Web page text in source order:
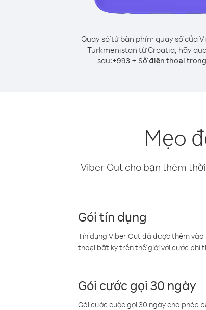
Quay số từ bàn phím quay số của
Turkmenistan từ Croatia, hãy
sau:+993+ Số điện thoại
Mẹo
Viber Out cho bạn thêm
Gói tín dụng
Tín dụng Viber Out đã được thêm
thoại bất kỳ trên thế giới với cước phí
Gói cước gọi 30 ngày
Gói cước cuộc gọi 30 ngày cho phép